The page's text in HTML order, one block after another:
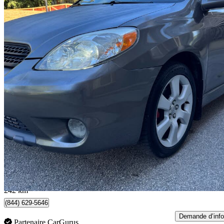
2006 Toyota Matrix
3 980 $ Aucune
0 $/mois env.
New Westminster, BC
242 km
(844) 629-5646
Partenaire CarGurus
Demande d’info